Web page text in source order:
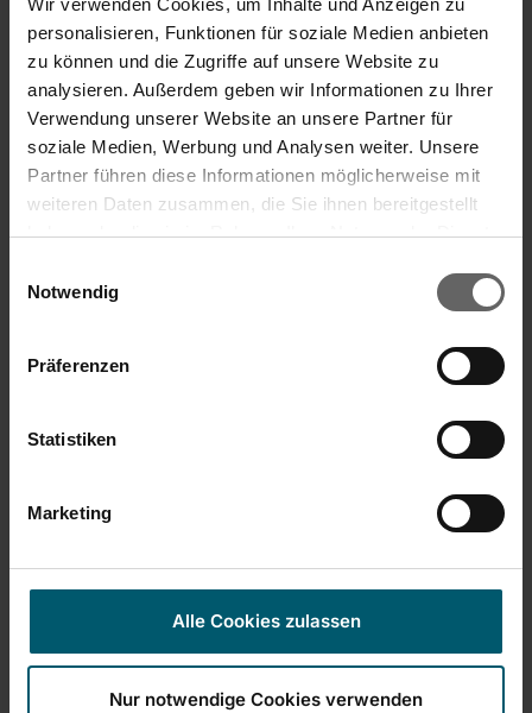
personalisieren, Funktionen für soziale Medien anbieten
zu können und die Zugriffe auf unsere Website zu
analysieren. Außerdem geben wir Informationen zu Ihrer
Verwendung unserer Website an unsere Partner für
soziale Medien, Werbung und Analysen weiter. Unsere
Partner führen diese Informationen möglicherweise mit
weiteren Daten zusammen, die Sie ihnen bereitgestellt
haben oder die sie im Rahmen Ihrer Nutzung der Dienste
Cookies, wenn Sie unsere Webseite weiterhin nutzen.
Notwendig
Präferenzen
Statistiken
Marketing
Alle Cookies zulassen
Nur notwendige Cookies verwenden
Inmaakringen 43 x 71 mm 6-delig set